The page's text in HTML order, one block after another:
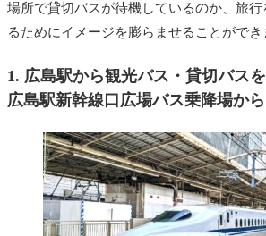
場所で貸切バスが待機しているのか、旅
るためにイメージを膨らませることができ
1. 広島駅から観光バス・ 貸切バス
広島駅新幹線口広場バス乗降場から